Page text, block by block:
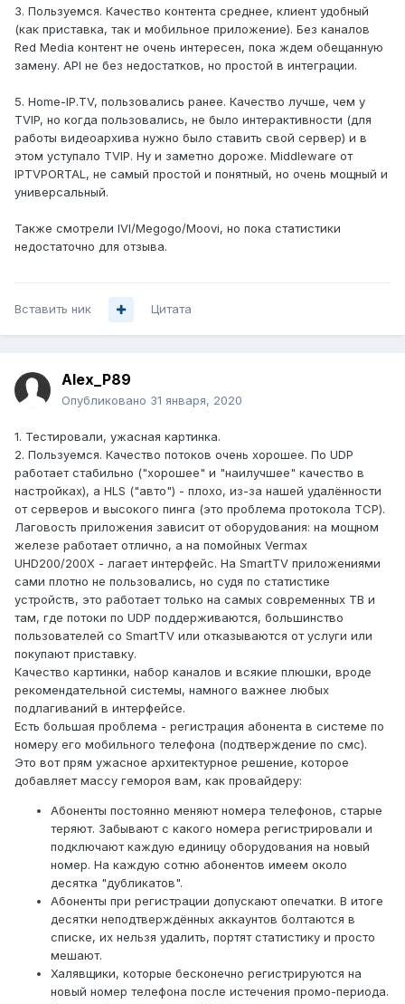
3. Пользуемся. Качество контента среднее, клиент удобный
(как приставка, так и мобильное приложение). Без каналов
Red Media контент не очень интересен, пока ждем обещанную
замену. API не без недостатков, но простой в интеграции.
5. Home-IP.TV, пользовались ранее. Качество лучше, чем у
TVIP, но когда пользовались, не было интерактивности (для
работы видеоархива нужно было ставить свой сервер) и в
этом уступало TVIP. Ну и заметно дороже. Middleware от
IPTVPORTAL, не самый простой и понятный, но очень мощный и
универсальный.
Также смотрели IVI/Megogo/Moovi, но пока статистики
недостаточно для отзыва.
Вставить ник Цитата
Alex_P89
Опубликовано 31 января, 2020
1. Тестировали, ужасная картинка.
2. Пользуемся. Качество потоков очень хорошее. По UDP
работает стабильно ("хорошее" и "наилучшее" качество в
настройках), а HLS ("авто") - плохо, из-за нашей удалённости
от серверов и высокого пинга (это проблема протокола TCP).
Лаговость приложения зависит от оборудования: на мощном
железе работает отлично, а на помойных Vermax
UHD200/200X - лагает интерфейс. На SmartTV приложениями
сами плотно не пользовались, но судя по статистике
устройств, это работает только на самых современных ТВ и
там, где потоки по UDP поддерживаются, большинство
пользователей со SmartTV или отказываются от услуги или
покупают приставку.
Качество картинки, набор каналов и всякие плюшки, вроде
рекомендательной системы, намного важнее любых
подлагиваний в интерфейсе.
Есть большая проблема - регистрация абонента в системе по
номеру его мобильного телефона (подтверждение по смс).
Это вот прям ужасное архитектурное решение, которое
добавляет массу гемороя вам, как провайдеру:
Абоненты постоянно меняют номера телефонов, старые
теряют. Забывают с какого номера регистрировали и
подключают каждую единицу оборудования на новый
номер. На каждую сотню абонентов имеем около
десятка "дубликатов".
Абоненты при регистрации допускают опечатки. В итоге
десятки неподтверждённых аккаунтов болтаются в
списке, их нельзя удалить, портят статистику и просто
мешают.
Халявщики, которые бесконечно регистрируются на
новый номер телефона после истечения промо-периода.